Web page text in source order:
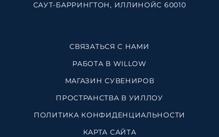
САУТ-БАРРИНГТОН, ИЛЛИНОЙС 60010
СВЯЗАТЬСЯ С НАМИ
РАБОТА В WILLOW
МАГАЗИН СУВЕНИРОВ
ПРОСТРАНСТВА В УИЛЛОУ
ПОЛИТИКА КОНФИДЕНЦИАЛЬНОСТИ
КАРТА САЙТА